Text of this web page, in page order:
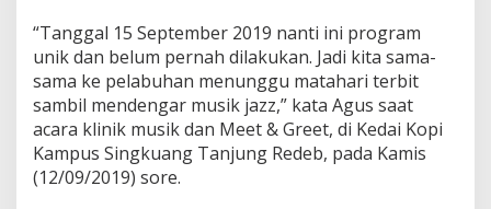
“Tanggal 15 September 2019 nanti ini program
unik dan belum pernah dilakukan. Jadi kita sama-
sama ke pelabuhan menunggu matahari terbit
sambil mendengar musik jazz,” kata Agus saat
acara klinik musik dan Meet & Greet, di Kedai Kopi
Kampus Singkuang Tanjung Redeb, pada Kamis
(12/09/2019) sore.